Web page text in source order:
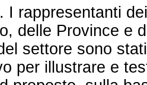
I rappresentanti
delle Province e
settore sono
per illustrare e